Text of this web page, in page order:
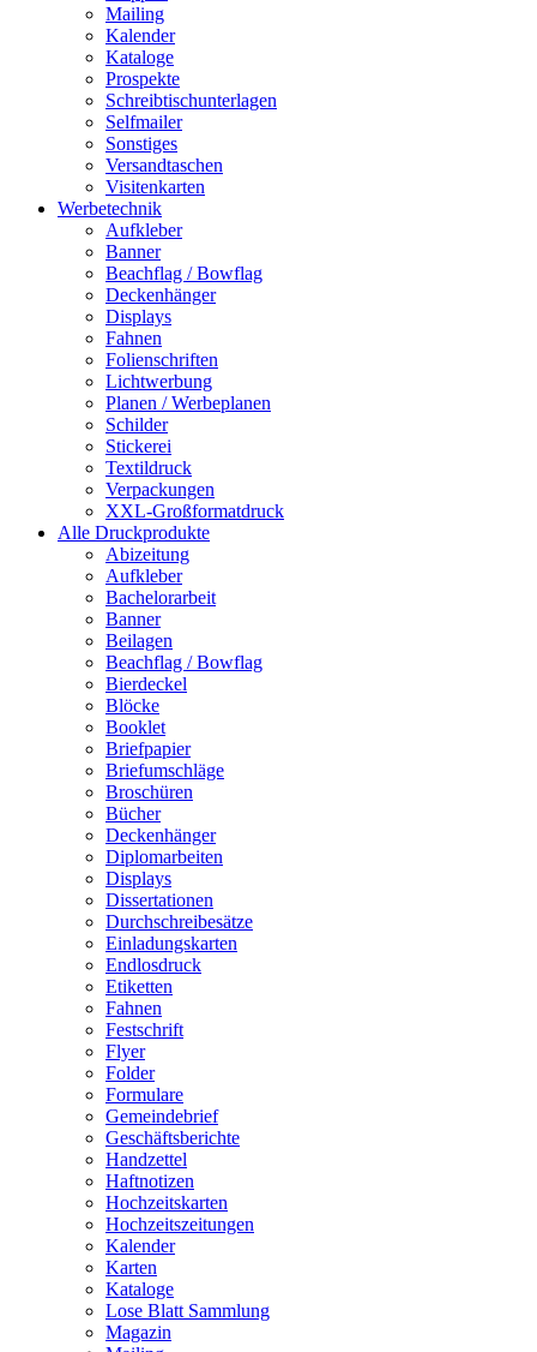
Mailing
Kalender
Kataloge
Prospekte
Schreibtischunterlagen
Selfmailer
Sonstiges
Versandtaschen
Visitenkarten
Werbetechnik
Aufkleber
Banner
Beachflag / Bowflag
Deckenhänger
Displays
Fahnen
Folienschriften
Lichtwerbung
Planen / Werbeplanen
Schilder
Stickerei
Textildruck
Verpackungen
XXL-Großformatdruck
Alle Druckprodukte
Abizeitung
Aufkleber
Bachelorarbeit
Banner
Beilagen
Beachflag / Bowflag
Bierdeckel
Blöcke
Booklet
Briefpapier
Briefumschläge
Broschüren
Bücher
Deckenhänger
Diplomarbeiten
Displays
Dissertationen
Durchschreibesätze
Einladungskarten
Endlosdruck
Etiketten
Fahnen
Festschrift
Flyer
Folder
Formulare
Gemeindebrief
Geschäftsberichte
Handzettel
Haftnotizen
Hochzeitskarten
Hochzeitszeitungen
Kalender
Karten
Kataloge
Lose Blatt Sammlung
Magazin